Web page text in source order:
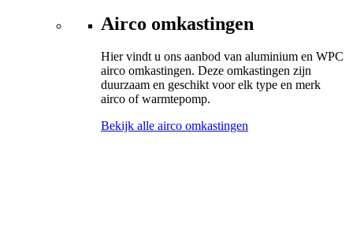
Airco omkastingen
Hier vindt u ons aanbod van aluminium en WPC
airco omkastingen. Deze omkastingen zijn
duurzaam en geschikt voor elk type en merk
airco of warmtepomp.
Bekijk alle airco omkastingen